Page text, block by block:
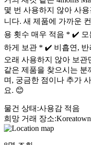
몇 번 사용하지 않아 사
니다. 새 제품에 가까운
용 횟수 매우 적음 * ✔️
하게 보관 * ✔️ 비흡연, 반
오래 사용하지 않아 보관
같은 제품을 찾으시는
며, 궁금한 점이나 추가
요. 😊
물건 상태 :사용감 적음
희망 거래 장소: